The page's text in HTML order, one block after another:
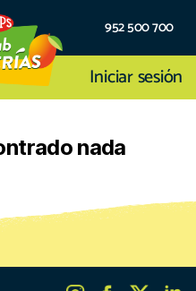
952 500 700
Iniciar sesión
nada